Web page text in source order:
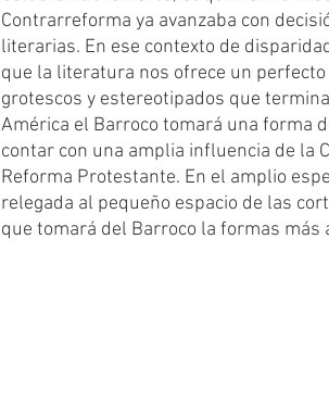
Contrarreforma ya avanzaba con
literarias. En ese contexto de
que la literatura nos ofrece un
grotescos y estereotipados que
América el Barroco tomará una forma
contar con una amplia influencia de la
Reforma Protestante. En el amplio
relegada al pequeño espacio de las
que tomará del Barroco la formas